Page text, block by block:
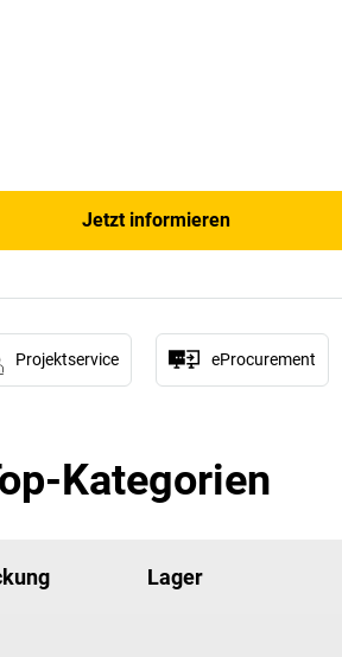
Jetzt informieren
Projektservice eProcurement
Kategorien
Lager